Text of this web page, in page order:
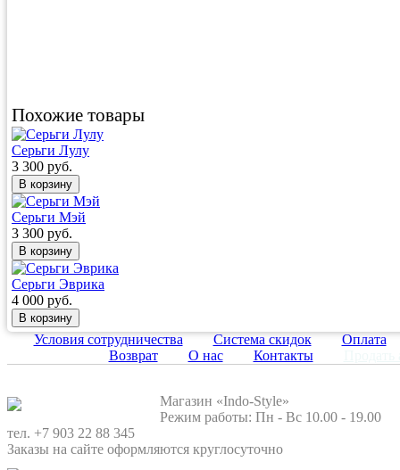
Похожие товары
Серьги Лулу
3 300 руб.
Серьги Мэй
3 300 руб.
Серьги Эврика
4 000 руб.
Условия сотрудничества Система скидок
Оплата
Возврат
О нас Контакты
Магазин «Indo-Style»
Режим работы: Пн - Вс 10.00 - 19.00
тел. +7 903 22 88 345
Заказы на сайте оформляются круглосуточно